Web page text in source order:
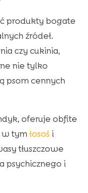
produkty bogate
źródeł.
czy cukinia,
nie tylko
psom cennych
oferuje obfite
w tym łosośi
tłuszczowe
psychicznego i